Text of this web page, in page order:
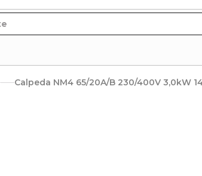
Calpeda NM4 65/20A/B 230/400V 3,0kW